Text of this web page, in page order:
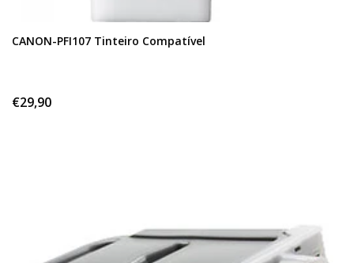
CANON-PFI107 Tinteiro Compatível
€29,90